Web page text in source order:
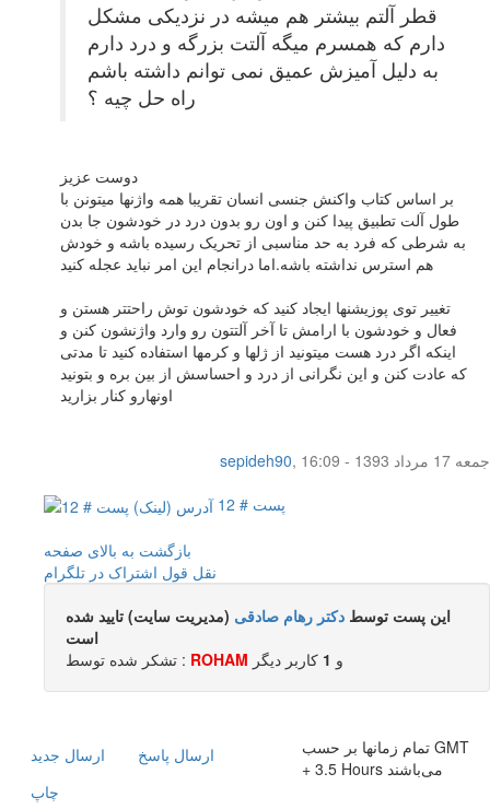
قطر آلتم بیشتر هم میشه در نزدیکی مشکل
دارم که همسرم میگه آلتت بزرگه و درد دارم
به دلیل آمیزش عمیق نمی توانم داشته باشم
راه حل چیه ؟
دوست عزیز
بر اساس کتاب واکنش جنسی انسان تقریبا همه واژنها میتونن با
طول آلت تطبیق پیدا کنن و اون رو بدون درد در خودشون جا بدن
به شرطی که فرد به حد مناسبی از تحریک رسیده باشه و خودش
هم استرس نداشته باشه.اما درانجام این امر نباید عجله کنید
تغییر توی پوزیشنها ایجاد کنید که خودشون توش راحتتر هستن و
فعال و خودشون با ارامش تا آخر آلتتون رو وارد واژنشون کنن و
اینکه اگر درد هست میتونید از ژلها و کرمها استفاده کنید تا مدتی
که عادت کنن و این نگرانی از درد و احساسش از بین بره و بتونید
اونهارو کنار بزارید
sepideh90,
جمعه 17 مرداد 1393 - 16:09
پست # 12
بازگشت به بالای صفحه
نقل قول اشتراک در تلگرام
این پست توسط دکتر رهام صادقی (مدیریت سایت) تایید شده
است
تشکر شده توسط : ROHAM و 1 کاربر ديگر
ارسال جديد
ارسال پاسخ
چاپ
تمام زمانها بر حسب GMT
+ 3.5 Hours می‌باشند